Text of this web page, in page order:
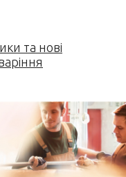
та нові